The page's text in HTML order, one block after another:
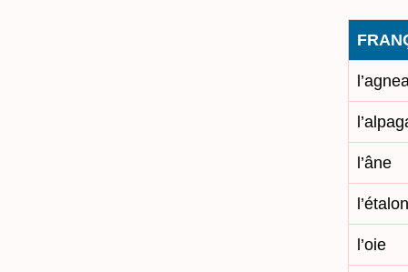
l’âne
l’étalon
l’oie